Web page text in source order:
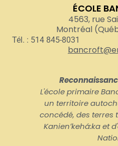
ÉCOLE
4563, rue
Montréal
Tél. : 514 845-8031
L'école primaire
un territoire
concédé, des terres
Kanienʼkehá:ka et